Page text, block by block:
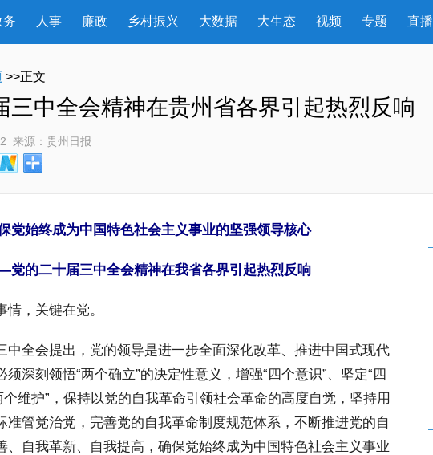
务 人事 廉政 乡村振兴 大数据 大生态 视频 专题 直播
>>正文
三中全会精神在贵州省各界引起热烈反响
来源： 贵州日报
党始终成为中国特色社会主义事业的坚强领导核心
的二十届三中全会精神在我省各界引起热烈反响
，关键在党。
全会提出，党的领导是进一步全面深化改革、推进中国式现代
深刻领悟“两个确立”的决定性意义，增强“四个意识”、坚定“四
个维护”，保持以党的自我革命引领社会革命的高度自觉，坚持用
准管党治党，完善党的自我革命制度规范体系，不断推进党的自
、自我革新、自我提高，确保党始终成为中国特色社会主义事业